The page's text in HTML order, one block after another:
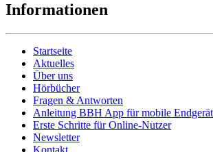
Informationen
Startseite
Aktuelles
Über uns
Hörbücher
Fragen & Antworten
Anleitung BBH App für mobile
Erste Schritte für Online-Nutzer
Newsletter
Kontakt